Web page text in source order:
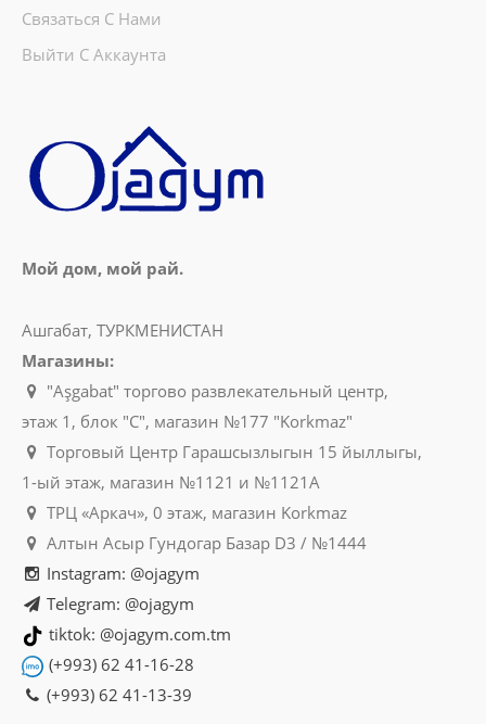
Связаться С Нами
Выйти С Аккаунта
Мой дом, мой рай.
Ашгабат, ТУРКМЕНИСТАН
Магазины:
"Aşgabat" торгово развлекательный центр,
этаж 1, блок "C", магазин №177 "Korkmaz"
Торговый Центр Гарашсызлыгын 15 йыллыгы,
1-ый этаж, магазин №1121 и №1121A
ТРЦ «Аркач», 0 этаж, магазин Korkmaz
Алтын Асыр Гундогар Базар D3 / №1444
Instagram: @ojagym
Telegram: @ojagym
tiktok: @ojagym.com.tm
(+993) 62 41-16-28
(+993) 62 41-13-39